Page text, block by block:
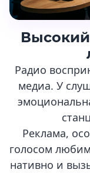
Радио
медиа. У
Реклама,
голосом
нативно и